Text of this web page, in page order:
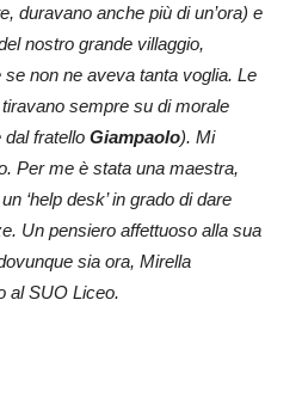
duravano anche più di un’ora) e
nostro grande villaggio,
non ne aveva tanta voglia. Le
sempre su di morale
fratello Giampaolo). Mi
Per me è stata una maestra,
‘help desk’ in grado di dare
Un pensiero affettuoso alla sua
sia ora, Mirella
al SUO Liceo.